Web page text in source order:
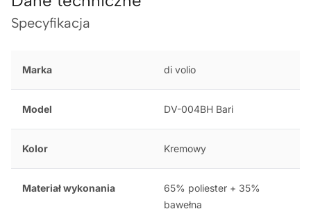
Specyfikacja
Marka di volio
Model DV-004BH Bari
Kolor Kremowy
Materiał wykonania
65% poliester + 35%
bawełna